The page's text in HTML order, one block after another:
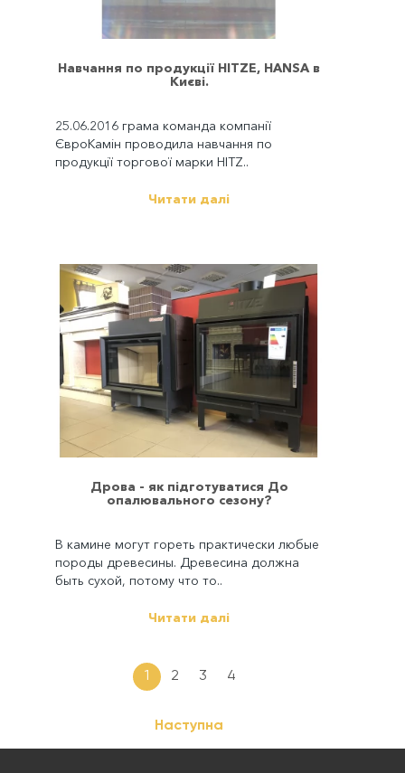
Навчання по продукції HITZE, HANSA в
Києві.
25.06.2016 грама команда компанії
ЄвроКамін проводила навчання по
продукції торгової марки HITZ..
Читати далі
Дрова - як підготуватися До
опалювального сезону?
В камине могут гореть практически любые
породы древесины. Древесина должна
быть сухой, потому что то..
Читати далі
1 2 3 4
Наступна